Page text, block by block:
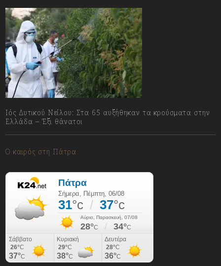
Ιός Δυτικού Νείλου: Στα 65 αυξήθηκαν τα κρούσματα στην
Ελλάδα – Έξι θάνατοι
Ο καιρός στη Πάτρα